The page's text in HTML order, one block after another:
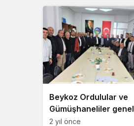
Beykoz Ordulular ve
Gümüşhaneliler genel
kurul yaptı
2 yıl önce